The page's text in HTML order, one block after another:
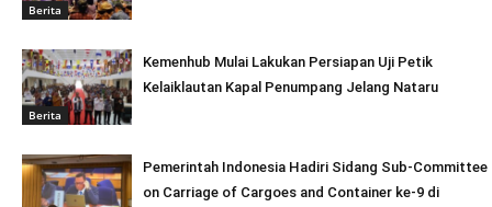
Berita
Berita
Kemenhub Mulai Lakukan Persiapan Uji Petik
Kelaiklautan Kapal Penumpang Jelang Nataru
Pemerintah Indonesia Hadiri Sidang Sub-Committee
on Carriage of Cargoes and Container ke-9 di